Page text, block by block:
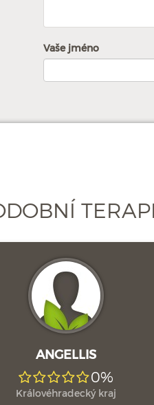
Vaše jméno
ANGELLIS
0%
Královéhradecký kraj